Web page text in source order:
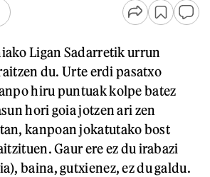
Ligan Sadarretik urrun
du. Urte erdi pasatxo
hiru puntuak kolpe batez
hori goia jotzen ari zen
kanpoan jokatutako bost
Gaur ere ez du irabazi
baina, gutxienez, ez du galdu.